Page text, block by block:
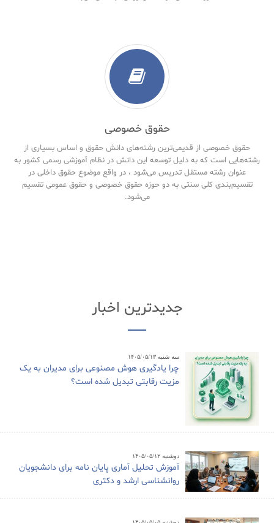
حقوق خصوصی
حقوق خصوصی از قدیمی‌ترین رشته‌های دانش حقوق و اساس بسیاری از
رشته‌هایی است که به دلیل توسعه این دانش در نظام آموزشی رسمی کشور به
عنوان رشته مستقل تدریس می‌شود ، در واقع موضوع حقوق داخلی در
تقسیم‌بندی کلی سنتی به دو حوزه حقوق خصوصی و حقوق‌ عمومی تقسیم
می‌شود.
جدیدترین اخبار
سه شنبه ۱۴۰۵/۰۵/۱۳
چرا یادگیری هوش مصنوعی برای مدیران به یک
مزیت رقابتی تبدیل شده است؟
دوشنبه ۱۴۰۵/۰۵/۱۲
آموزش تحلیل آماری پایان نامه برای دانشجویان
روانشناسی ارشد و دکتری